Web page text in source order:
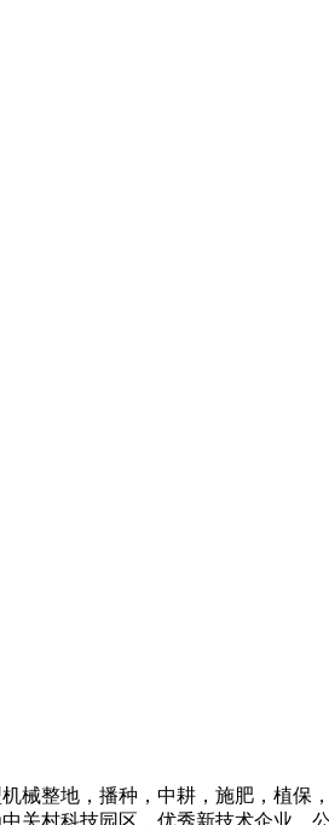
整地，播种，中耕，施肥，植保
关村科技园区，优秀新技术企业